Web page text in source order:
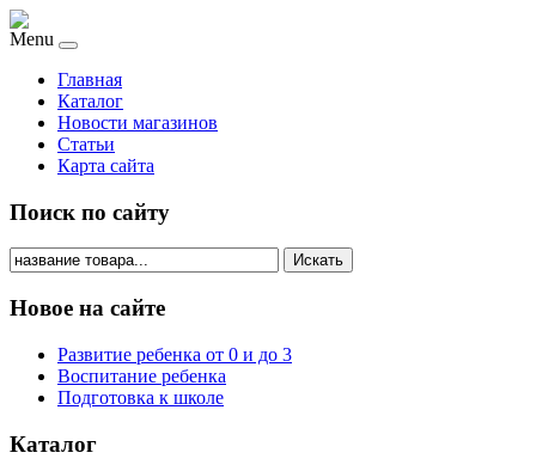
Menu
Главная
Каталог
Новости магазинов
Статьи
Карта сайта
Поиск по сайту
Искать
Новое на сайте
Развитие ребенка от 0 и до 3
Воспитание ребенка
Подготовка к школе
Каталог